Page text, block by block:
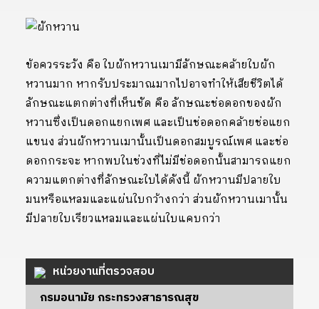
ข้อควรระวัง คือ ใบผักหวานเมามีลักษณะคล้ายใบผัก
หวานมาก หากรับประมาณมากไปอาจทำให้เสียชีวิตได้
ลักษณะแตกต่างที่เห็นชัด คือ ลักษณะช่อดอกของผัก
หวานซึ่งเป็นดอกแยกเพศ และเป็นช่อดอกคล้ายช่อแยก
แขนง ส่วนผักหวานเมานั้นเป็นดอกสมบูรณ์เพศ และช่อ
ดอกกระจะ หากพบในช่วงที่ไม่มีช่อดอกนั้นสามารถแยก
ความแตกต่างที่ลักษณะใบได้ดังนี้ ผักหวานมีปลายใบ
มนหรือแหลมและแผ่นใบกว้างกว่า ส่วนผักหวานเมานั้น
มีปลายใบเรียวแหลมและแผ่นใบแคบกว่า
หน่วยงานที่ตรวจสอบ
กรมอนามัย กระทรวงสาธารณสุข